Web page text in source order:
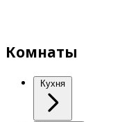
Комнаты
Кухня